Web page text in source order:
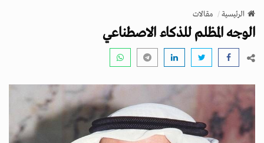
v
g
n
الرئيسية مقالات
الوجه المظلم للذكاء الاصطناعي